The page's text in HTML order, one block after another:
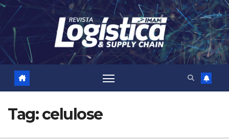
Skip
content
Tag:celulose